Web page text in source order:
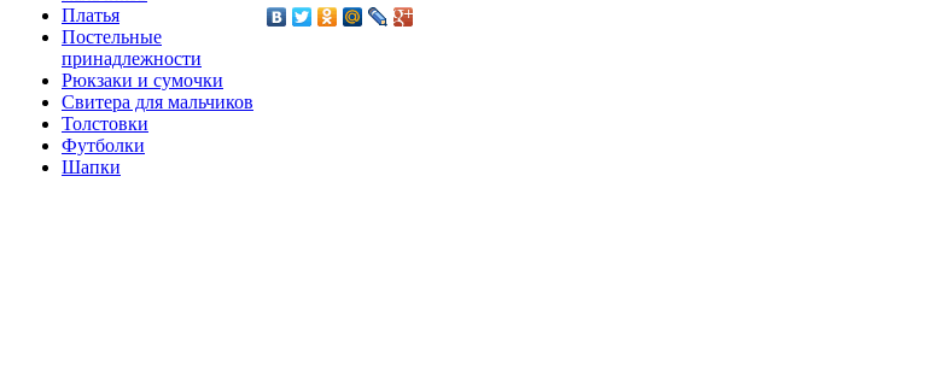
Платья
Постельные
принадлежности
Рюкзаки и сумочки
Свитера для мальчиков
Толстовки
Футболки
Шапки